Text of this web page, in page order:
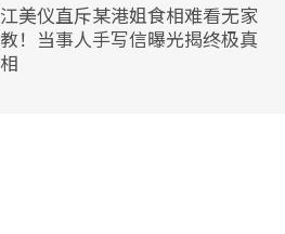
江美仪直斥某港姐食相难看无家
教！当事人手写信曝光揭终极真
相